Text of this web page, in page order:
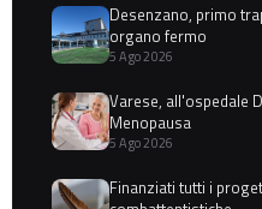
Desenzano, primo
organo fermo
5 Ago 2026
Varese, all'ospedale
Menopausa
5 Ago 2026
Finanziati tutti i